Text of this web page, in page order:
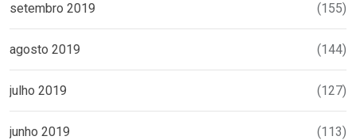
setembro 2019 (155)
agosto 2019 (144)
julho 2019 (127)
junho 2019 (113)